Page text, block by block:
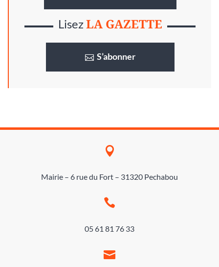
LisezLA GAZETTE
S’abonner

Mairie – 6 rue du Fort – 31320 Pechabou

05 61 81 76 33
